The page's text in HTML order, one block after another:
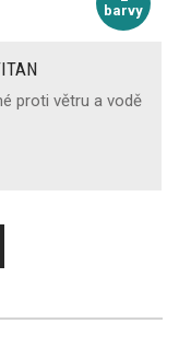
barvy
proti větru a vodě